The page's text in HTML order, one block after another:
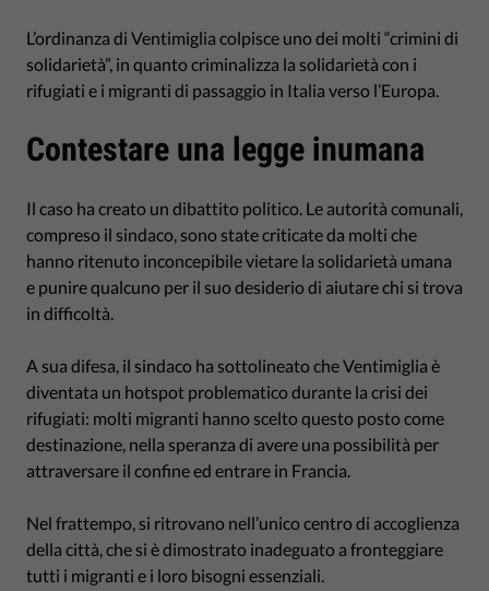
L’ordinanza di Ventimiglia colpisce uno dei molti “crimini di
solidarietà”, in quanto criminalizza la solidarietà con i
rifugiati e i migranti di passaggio in Italia verso l’Europa.
Contestare una legge inumana
Il caso ha creato un dibattito politico. Le autorità comunali,
compreso il sindaco, sono state criticate da molti che
hanno ritenuto inconcepibile vietare la solidarietà umana
e punire qualcuno per il suo desiderio di aiutare chi si trova
in difficoltà.
A sua difesa, il sindaco ha sottolineato che Ventimiglia è
diventata un hotspot problematico durante la crisi dei
rifugiati: molti migranti hanno scelto questo posto come
destinazione, nella speranza di avere una possibilità per
attraversare il confine ed entrare in Francia.
Nel frattempo, si ritrovano nell’unico centro di accoglienza
della città, che si è dimostrato inadeguato a fronteggiare
tutti i migranti e i loro bisogni essenziali.